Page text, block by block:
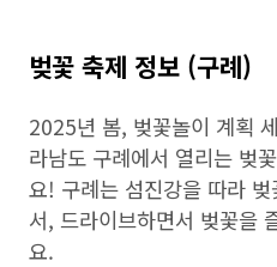
벚꽃 축제 정보 (구례)
2025년 봄, 벚꽃놀이 계획
라남도 구례에서 열리는 벚
요! 구례는 섬진강을 따라
서, 드라이브하면서 벚꽃을
요.